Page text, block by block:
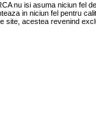
nu isi asuma niciun fel
in niciun fel pentru
site, acestea revenind